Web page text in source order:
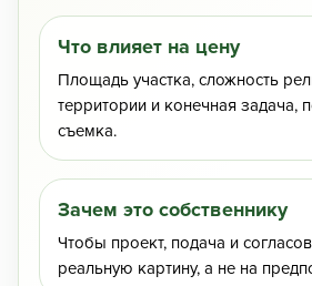
Что влияет на цену
Площадь участка, сложность
территории и конечная задача,
съемка.
Зачем это собственнику
Чтобы проект, подача и
реальную картину, а не на